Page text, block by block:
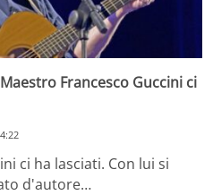
Francesco Guccini ci
ci ha lasciati. Con lui si
d'autore…